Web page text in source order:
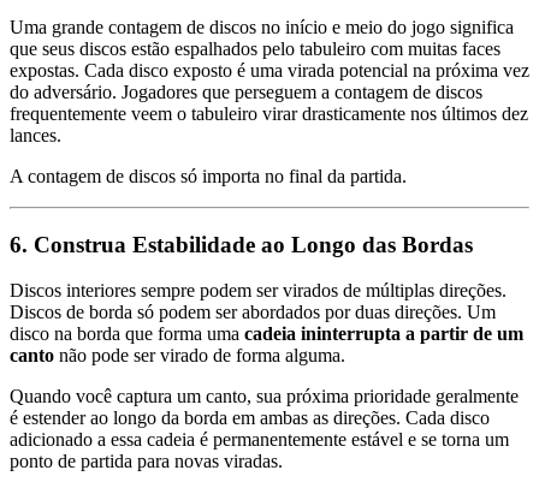
Uma grande contagem de discos no início e meio do jogo significa
que seus discos estão espalhados pelo tabuleiro com muitas faces
expostas. Cada disco exposto é uma virada potencial na próxima vez
do adversário. Jogadores que perseguem a contagem de discos
frequentemente veem o tabuleiro virar drasticamente nos últimos dez
lances.
A contagem de discos só importa no final da partida.
6. Construa Estabilidade ao Longo das Bordas
Discos interiores sempre podem ser virados de múltiplas direções.
Discos de borda só podem ser abordados por duas direções. Um
disco na borda que forma uma cadeia ininterrupta a partir de um
canto não pode ser virado de forma alguma.
Quando você captura um canto, sua próxima prioridade geralmente
é estender ao longo da borda em ambas as direções. Cada disco
adicionado a essa cadeia é permanentemente estável e se torna um
ponto de partida para novas viradas.